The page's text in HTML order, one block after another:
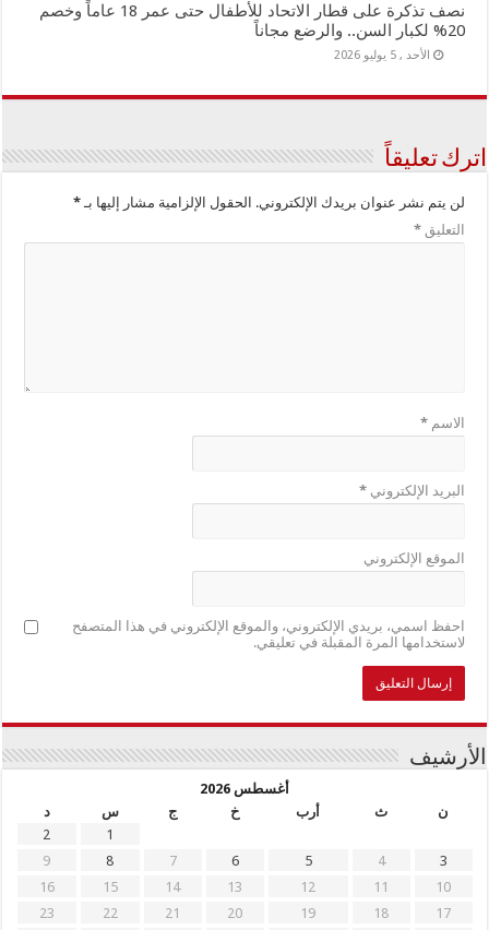
نصف تذكرة على قطار الاتحاد للأطفال حتى عمر 18 عاماً وخصم
20% لكبار السن.. والرضع مجاناً
الأحد , 5 يوليو 2026
اترك تعليقاً
لن يتم نشر عنوان بريدك الإلكتروني. الحقول الإلزامية مشار إليها بـ*
التعليق*
الاسم*
البريد الإلكتروني*
الموقع الإلكتروني
احفظ اسمي، بريدي الإلكتروني، والموقع الإلكتروني في هذا المتصفح
لاستخدامها المرة المقبلة في تعليقي.
الأرشيف
أغسطس 2026
ن
ث أرب خ ج س
د
1
2
3
4
5
6
7
8
9
10
11
12
13
14
15
16
17
18
19
20
21
22
23